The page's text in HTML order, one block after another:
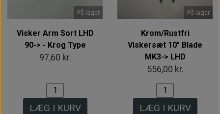
På lager
Visker Arm Sort LHD
90-> - Krog Type
97,60 kr.
LÆG I KURV
På lager
Krom/Rustfri
Viskersæt 10" Blade
MK3-> LHD
556,00 kr.
LÆG I KURV